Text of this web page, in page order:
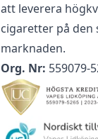
att leverera
cigaretter på den
marknaden.
Org. Nr: 559079-